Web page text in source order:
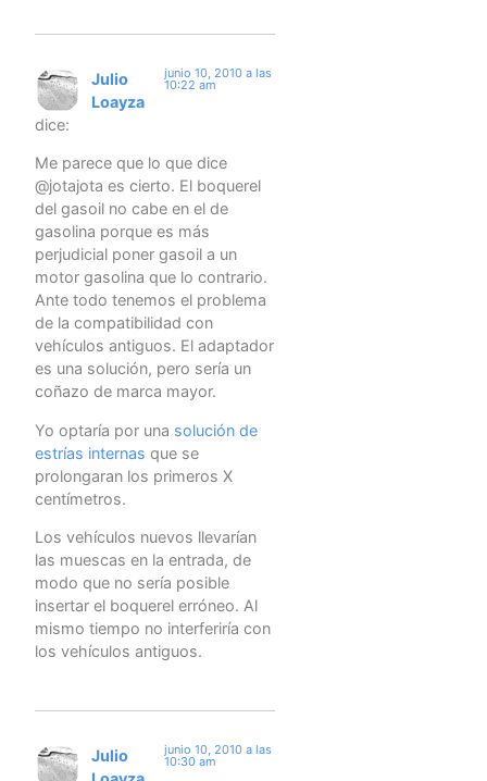
Julio
Loayza
dice:
junio 10, 2010 a las
10:22 am
Me parece que lo que dice
@jotajota es cierto. El boquerel
del gasoil no cabe en el de
gasolina porque es más
perjudicial poner gasoil a un
motor gasolina que lo contrario.
Ante todo tenemos el problema
de la compatibilidad con
vehículos antiguos. El adaptador
es una solución, pero sería un
coñazo de marca mayor.
Yo optaría por una solución de
estrías internas que se
prolongaran los primeros X
centímetros.
Los vehículos nuevos llevarían
las muescas en la entrada, de
modo que no sería posible
insertar el boquerel erróneo. Al
mismo tiempo no interferiría con
los vehículos antiguos.
Julio
junio 10, 2010 a las
10:30 am